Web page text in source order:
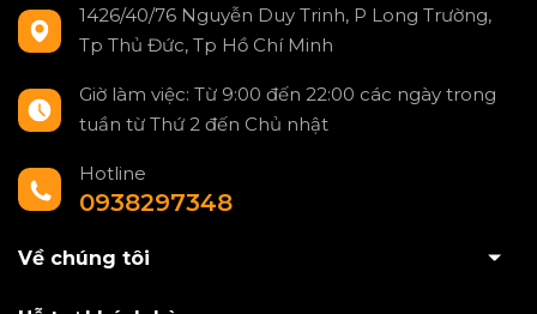
1426/40/76 Nguyễn Duy Trinh, P Long Trường,
Tp Thủ Đức, Tp Hồ Chí Minh
Giờ làm việc: Từ 9:00 đến 22:00 các ngày trong
tuần từ Thứ 2 đến Chủ nhật
Hotline
0938297348
Về chúng tôi